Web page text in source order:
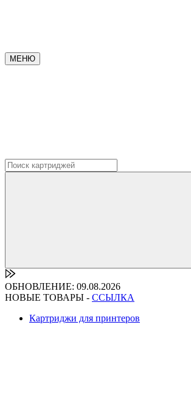
МЕНЮ
ОБНОВЛЕНИЕ: 09.08.2026
НОВЫЕ ТОВАРЫ - ССЫЛКА
Картриджи для принтеров